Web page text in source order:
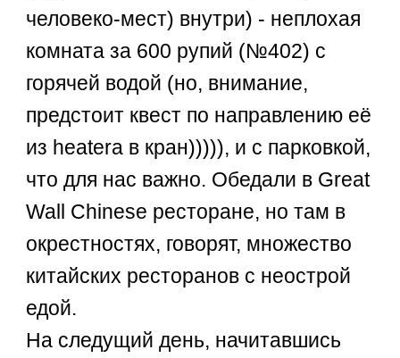
человеко-мест) внутри) - неплохая
комната за 600 рупий (№402) с
горячей водой (но, внимание,
предстоит квест по направлению её
из heatera в кран))))), и с парковкой,
что для нас важно. Обедали в Great
Wall Chinese ресторане, но там в
окрестностях, говорят, множество
китайских ресторанов с неострой
едой.
На следущий день, начитавшись